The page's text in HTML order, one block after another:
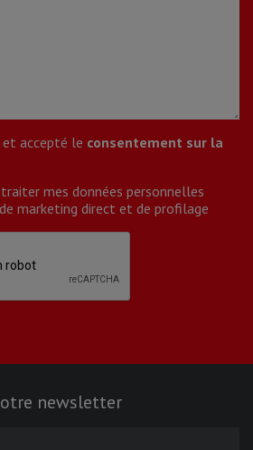
et accepté le consentement sur la
mes données personnelles
marketing direct et de profilage
newsletter